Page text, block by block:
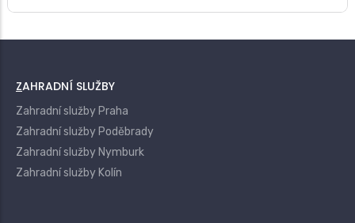
ZAHRADNÍ SLUŽBY
Zahradní služby Praha
Zahradní služby Poděbrady
Zahradní služby Nymburk
Zahradní služby Kolín